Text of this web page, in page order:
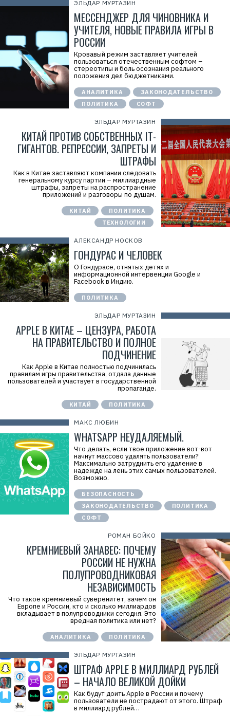
ЭЛЬДАР МУРТАЗИН
МЕССЕНДЖЕР ДЛЯ ЧИНОВНИКА И
УЧИТЕЛЯ, НОВЫЕ ПРАВИЛА ИГРЫ В
РОССИИ
Кровавый режим заставляет учителей
пользоваться отечественным софтом –
стереотипы и боль осознания реального
положения дел бюджетниками.
АНАЛИТИКА
ЗАКОНОДАТЕЛЬСТВО
ПОЛИТИКА
СОФТ
ЭЛЬДАР МУРТАЗИН
КИТАЙ ПРОТИВ СОБСТВЕННЫХ IT-
ГИГАНТОВ. РЕПРЕССИИ, ЗАПРЕТЫ И
ШТРАФЫ
Как в Китае заставляют компании следовать
генеральному курсу партии – миллиардные
штрафы, запреты на распространение
приложений и разговоры по душам.
КИТАЙ
ПОЛИТИКА
ТЕХНОЛОГИИ
АЛЕКСАНДР НОСКОВ
ГОНДУРАС И ЧЕЛОВЕК
О Гондурасе, отнятых детях и
информационной интервенции Google и
Facebook в Индию.
ПОЛИТИКА
ЭЛЬДАР МУРТАЗИН
APPLE В КИТАЕ – ЦЕНЗУРА, РАБОТА
НА ПРАВИТЕЛЬСТВО И ПОЛНОЕ
ПОДЧИНЕНИЕ
Как Apple в Китае полностью подчинилась
правилам игры правительства, отдала данные
пользователей и участвует в государственной
пропаганде.
КИТАЙ ПОЛИТИКА
МАКС ЛЮБИН
WHATSAPP НЕУДАЛЯЕМЫЙ.
Что делать, если твое приложение вот-вот
начнут массово удалять пользователи?
Максимально затруднить его удаление в
надежде на лень этих самых пользователей.
Возможно.
БЕЗОПАСНОСТЬ
ЗАКОНОДАТЕЛЬСТВО
ПОЛИТИКА
СОФТ
РОМАН БОЙКО
КРЕМНИЕВЫЙ ЗАНАВЕС: ПОЧЕМУ
РОССИИ НЕ НУЖНА
ПОЛУПРОВОДНИКОВАЯ
НЕЗАВИСИМОСТЬ
Что такое кремниевый суверенитет, зачем он
Европе и России, кто и сколько миллиардов
вкладывает в полупроводники сегодня. Это
вредная политика или нет?
АНАЛИТИКА ПОЛИТИКА
ЭЛЬДАР МУРТАЗИН
ШТРАФ APPLE В МИЛЛИАРД РУБЛЕЙ
– НАЧАЛО ВЕЛИКОЙ ДОЙКИ
Как будут доить Apple в России и почему
пользователи не пострадают от этого. Штраф
в миллиард рублей…